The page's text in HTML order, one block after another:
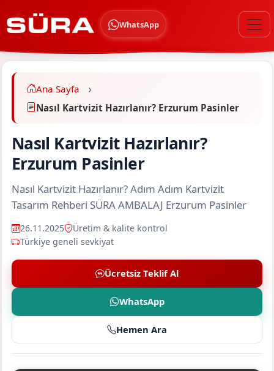
WhatsApp
Ana Sayfa
Nasıl Kartvizit Hazırlanır? Erzurum Pasinler
Nasıl Kartvizit Hazırlanır?
Erzurum Pasinler
Nasıl Kartvizit Hazırlanır? Adım Adım Kartvizit
Tasarım Rehberi SÜRA AMBALAJ Erzurum Pasinler
26.11.2025
Üretim & kalite kontrol
Türkiye geneli sevkiyat
Ücretsiz Teklif Al
WhatsApp
Hemen Ara